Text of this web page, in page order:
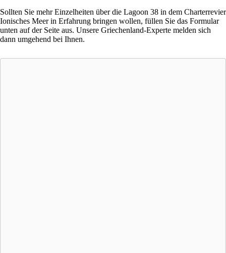
Sollten Sie mehr Einzelheiten über die Lagoon 38 in dem Charterrevier
Ionisches Meer in Erfahrung bringen wollen, füllen Sie das Formular
unten auf der Seite aus. Unsere Griechenland-Experte melden sich
dann umgehend bei Ihnen.